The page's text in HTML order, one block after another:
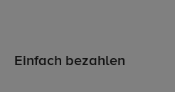
Einfach bezahlen